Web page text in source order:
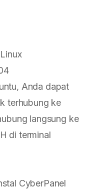
, Anda dapat
terhubung ke
langsung ke
di terminal
CyberPanel